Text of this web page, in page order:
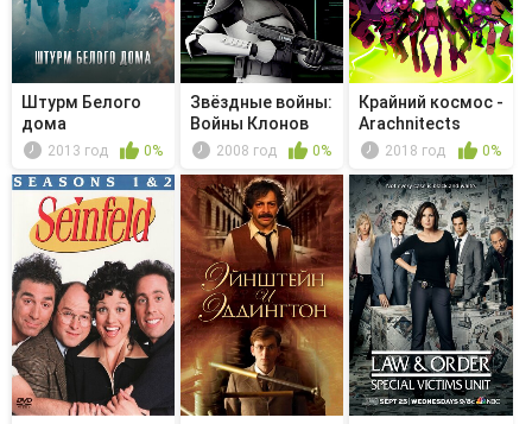
Штурм Белого
дома
2013 год 0%
Звёздные войны:
Войны Клонов
2008 год 0%
Крайний космос -
Arachnitects
2018 год 0%